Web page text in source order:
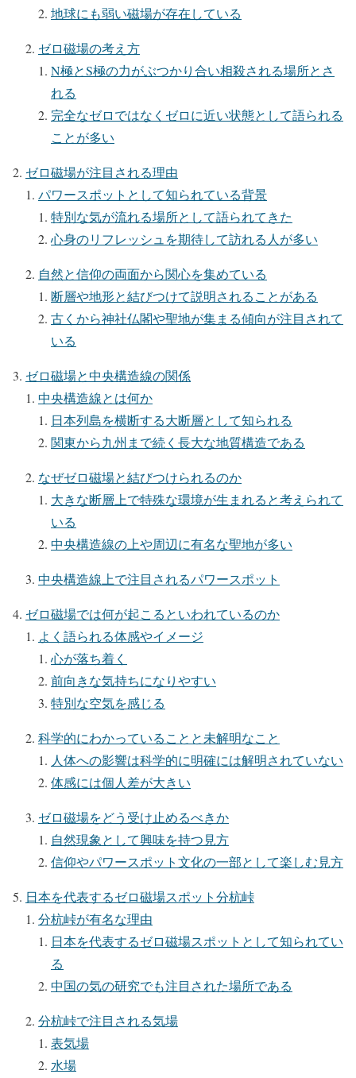
地球にも弱い磁場が存在している
ゼロ磁場の考え方
N極とS極の力がぶつかり合い相殺される場所とさ
れる
完全なゼロではなくゼロに近い状態として語られる
ことが多い
ゼロ磁場が注目される理由
パワースポットとして知られている背景
特別な気が流れる場所として語られてきた
心身のリフレッシュを期待して訪れる人が多い
自然と信仰の両面から関心を集めている
断層や地形と結びつけて説明されることがある
古くから神社仏閣や聖地が集まる傾向が注目されて
いる
ゼロ磁場と中央構造線の関係
中央構造線とは何か
日本列島を横断する大断層として知られる
関東から九州まで続く長大な地質構造である
なぜゼロ磁場と結びつけられるのか
大きな断層上で特殊な環境が生まれると考えられて
いる
中央構造線の上や周辺に有名な聖地が多い
中央構造線上で注目されるパワースポット
ゼロ磁場では何が起こるといわれているのか
よく語られる体感やイメージ
心が落ち着く
前向きな気持ちになりやすい
特別な空気を感じる
科学的にわかっていることと未解明なこと
人体への影響は科学的に明確には解明されていない
体感には個人差が大きい
ゼロ磁場をどう受け止めるべきか
自然現象として興味を持つ見方
信仰やパワースポット文化の一部として楽しむ見方
日本を代表するゼロ磁場スポット分杭峠
分杭峠が有名な理由
日本を代表するゼロ磁場スポットとして知られてい
る
中国の気の研究でも注目された場所である
分杭峠で注目される気場
表気場
水場